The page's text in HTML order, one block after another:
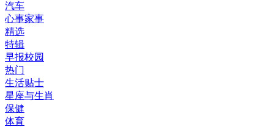
汽车
心事家事
精选
特辑
早报校园
热门
生活贴士
星座与生肖
保健
体育